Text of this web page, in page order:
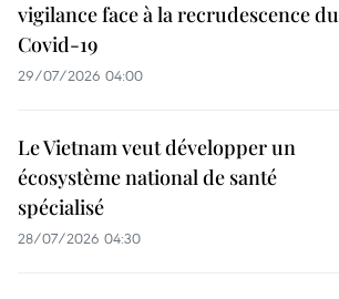
vigilance face à la recrudescence du
Covid-19
29/07/2026 04:00
Le Vietnam veut développer un
écosystème national de santé
spécialisé
28/07/2026 04:30